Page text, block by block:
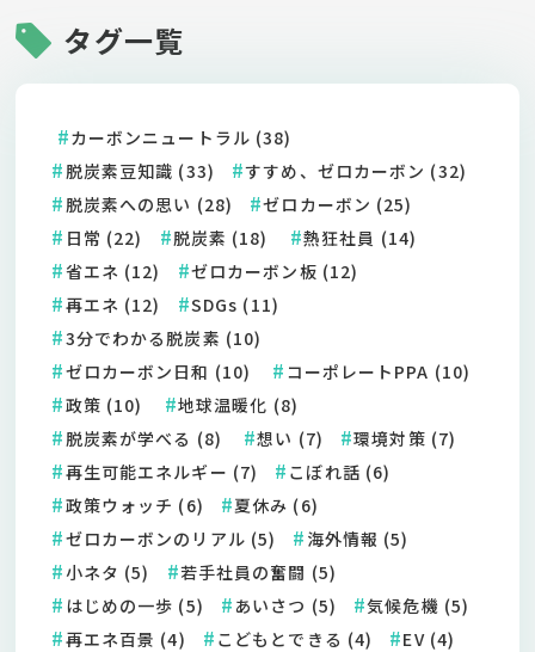
タグ一覧
カーボンニュートラル (38)
脱炭素豆知識 (33)
すすめ、ゼロカーボン (32)
脱炭素への思い (28)
ゼロカーボン (25)
日常 (22)
脱炭素 (18)
熱狂社員 (14)
省エネ (12)
ゼロカーボン板 (12)
再エネ (12)
SDGs (11)
3分でわかる脱炭素 (10)
ゼロカーボン日和 (10)
コーポレートPPA (10)
政策 (10)
地球温暖化 (8)
脱炭素が学べる (8)
想い (7)
環境対策 (7)
再生可能エネルギー (7)
こぼれ話 (6)
政策ウォッチ (6)
夏休み (6)
ゼロカーボンのリアル (5)
海外情報 (5)
小ネタ (5)
若手社員の奮闘 (5)
はじめの一歩 (5)
あいさつ (5)
気候危機 (5)
再エネ百景 (4)
こどもとできる (4)
EV (4)